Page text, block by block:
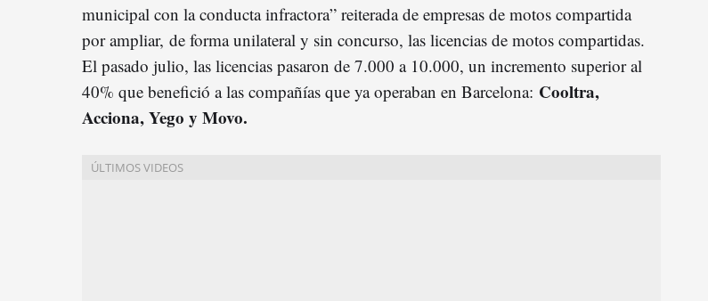
municipal con la conducta infractora” reiterada de empresas de motos compartida
por ampliar, de forma unilateral y sin concurso, las licencias de motos compartidas.
El pasado julio, las licencias pasaron de 7.000 a 10.000, un incremento superior al
40% que benefició a las compañías que ya operaban en Barcelona: Cooltra,
Acciona, Yego y Movo.